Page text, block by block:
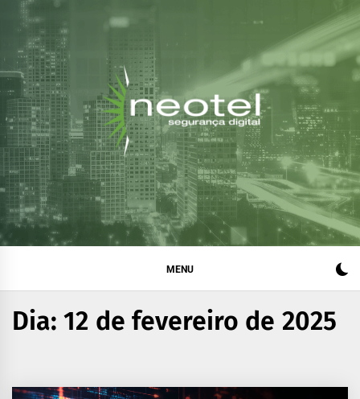
Blog da Neotel
Segurança Digital
Informações e notícias sobre segurança digital, legislação
e compliance
MENU
Dia:12 de fevereiro de 2025